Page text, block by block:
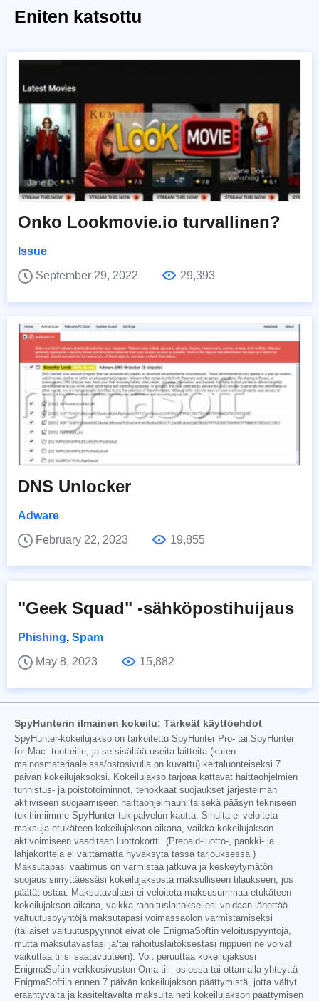
Eniten katsottu
Onko Lookmovie.io turvallinen?
Issue
September 29, 2022
29,393
DNS Unlocker
Adware
February 22, 2023
19,855
"Geek Squad" -sähköpostihuijaus
Phishing, Spam
May 8, 2023
15,882
SpyHunterin ilmainen kokeilu: Tärkeät käyttöehdot
SpyHunter-kokeilujakso on tarkoitettu SpyHunter Pro- tai SpyHunter
for Mac -tuotteille, ja se sisältää useita laitteita (kuten
mainosmateriaaleissa/ostosivulla on kuvattu) kertaluonteiseksi 7
päivän kokeilujaksoksi. Kokeilujakso tarjoaa kattavat haittaohjelmien
tunnistus- ja poistotoiminnot, tehokkaat suojaukset järjestelmän
aktiiviseen suojaamiseen haittaohjelmauhilta sekä pääsyn tekniseen
tukitiimiimme SpyHunter-tukipalvelun kautta. Sinulta ei veloiteta
maksuja etukäteen kokeilujakson aikana, vaikka kokeilujakson
aktivoimiseen vaaditaan luottokortti. (Prepaid-luotto-, pankki- ja
lahjakortteja ei välttämättä hyväksytä tässä tarjouksessa.)
Maksutapasi vaatimus on varmistaa jatkuva ja keskeytymätön
suojaus siirryttäessäsi kokeilujaksosta maksulliseen tilaukseen, jos
päätät ostaa. Maksutavaltasi ei veloiteta maksusummaa etukäteen
kokeilujakson aikana, vaikka rahoituslaitoksellesi voidaan lähettää
valtuutuspyyntöjä maksutapasi voimassaolon varmistamiseksi
(tällaiset valtuutuspyynnöt eivät ole EnigmaSoftin veloituspyyntöjä,
mutta maksutavastasi ja/tai rahoituslaitoksestasi riippuen ne voivat
vaikuttaa tilisi saatavuuteen). Voit peruuttaa kokeilujaksosi
EnigmaSoftin verkkosivuston Oma tili -osiossa tai ottamalla yhteyttä
EnigmaSoftiin ennen 7 päivän kokeilujakson päättymistä, jotta vältyt
erääntyvältä ja käsiteltävältä maksulta heti kokeilujakson päättymisen